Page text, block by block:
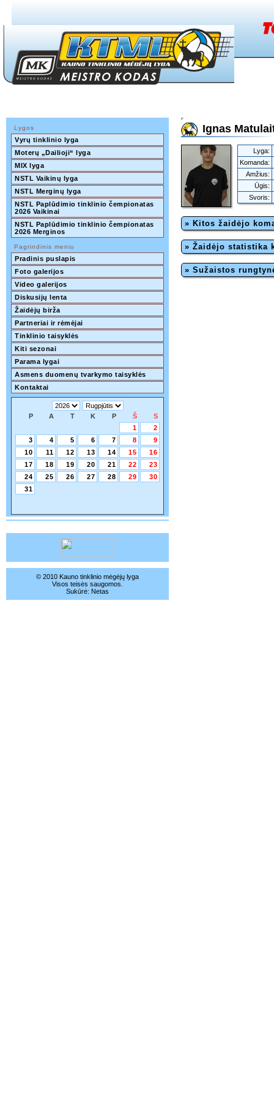
Lygos
Vyrų tinklinio lyga
Moterų „Dailioji“ lyga
MIX lyga
NSTL Vaikinų lyga
NSTL Merginų lyga
NSTL Paplūdimio tinklinio čempionatas
2026 Vaikinai
NSTL Paplūdimio tinklinio čempionatas
2026 Merginos
Pagrindinis meniu
Pradinis puslapis
Foto galerijos
Video galerijos
Diskusijų lenta
Žaidėjų birža
Partneriai ir rėmėjai
Tinklinio taisyklės
Kiti sezonai
Parama lygai
Asmens duomenų tvarkymo taisyklės
Kontaktai
P A T K P Š
S
1
2
3
4 5 6 7 8
9
10
11 12 13 14 15
16
17
18 19 20 21 22
23
24
25 26 27 28 29
30
31
© 2010 Kauno tinklinio mėgėjų lyga
Visos teisės saugomos.
Sukūrė: Netas
Ignas
Lyga:
Komanda:
Amžius:
Ūgis:
Svoris:
» Kitos žaidėjo
» Žaidėjo statistika
» Sužaistos